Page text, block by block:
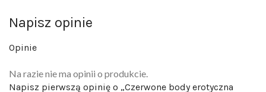
Napisz opinie
Opinie
Na razie nie ma opinii o produkcie.
Napisz pierwszą opinię o „Czerwone body erotyczna